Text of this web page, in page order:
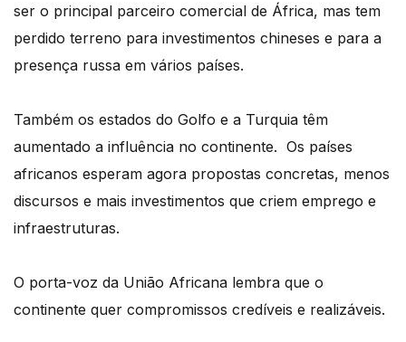
ser o principal parceiro comercial de África, mas tem
perdido terreno para investimentos chineses e para a
presença russa em vários países.
Também os estados do Golfo e a Turquia têm
aumentado a influência no continente. Os países
africanos esperam agora propostas concretas, menos
discursos e mais investimentos que criem emprego e
infraestruturas.
O porta-voz da União Africana lembra que o
continente quer compromissos credíveis e realizáveis.